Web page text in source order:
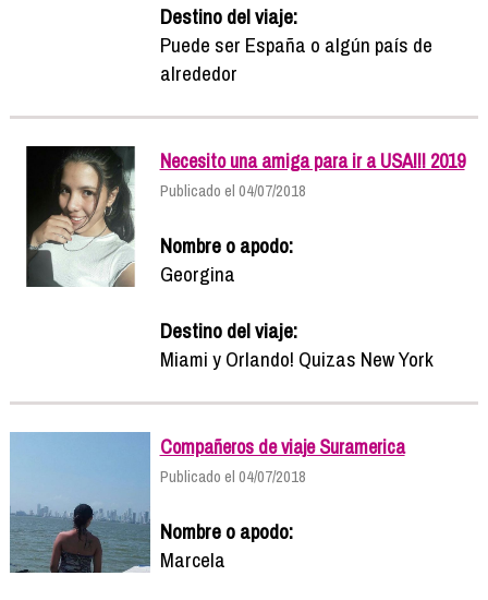
Destino del viaje:
Puede ser España o algún país de
alrededor
Necesito una amiga para ir a USA!!! 2019
Publicado el 04/07/2018
Nombre o apodo:
Georgina
Destino del viaje:
Miami y Orlando! Quizas New York
Compañeros de viaje Suramerica
Publicado el 04/07/2018
Nombre o apodo:
Marcela